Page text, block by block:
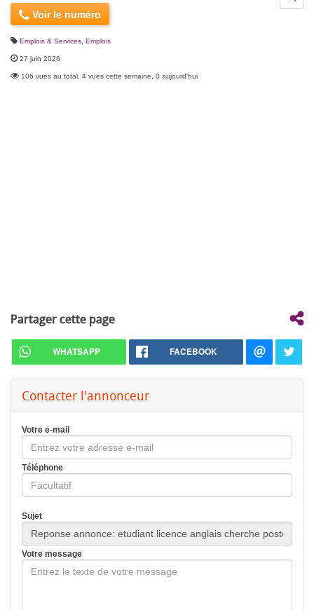
Voir le numéro
Emplois & Services Emplois
27 juin 2026
106 vues au total, 4 vues cette semaine, 0 aujourd'hui
Partager cette page
WHATSAPP FACEBOOK
Contacter l'annonceur
Votre e-mail
Téléphone
Sujet
Votre message